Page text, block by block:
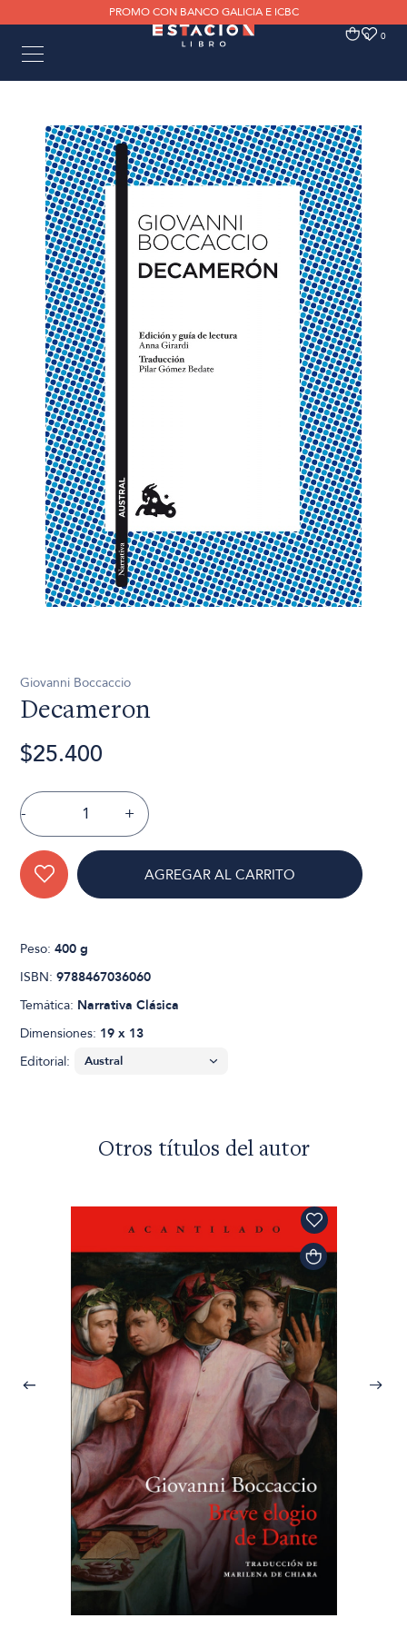
PROMO CON BANCO GALICIA E ICBC
0 0
Giovanni Boccaccio
Decameron
$25.400
- +
AGREGAR AL CARRITO
Peso:400 g
ISBN:9788467036060
Temática: Narrativa Clásica
Dimensiones: 19 x 13
Editorial:
Otros títulos del autor